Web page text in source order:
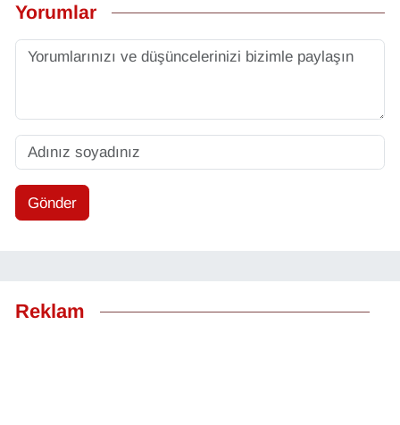
Yorumlar
Gönder
Reklam